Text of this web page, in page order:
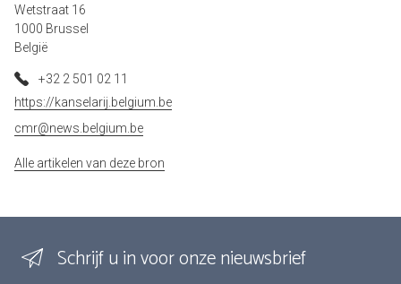
Wetstraat 16
1000 Brussel
België
+32 2 501 02 11
https://kanselarij.belgium.be
cmr@news.belgium.be
Alle artikelen van deze bron
Schrijf u in voor onze nieuwsbrief